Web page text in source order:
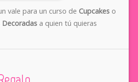
vale para un curso de Cupcakeso
Decoradasa quien tú quieras